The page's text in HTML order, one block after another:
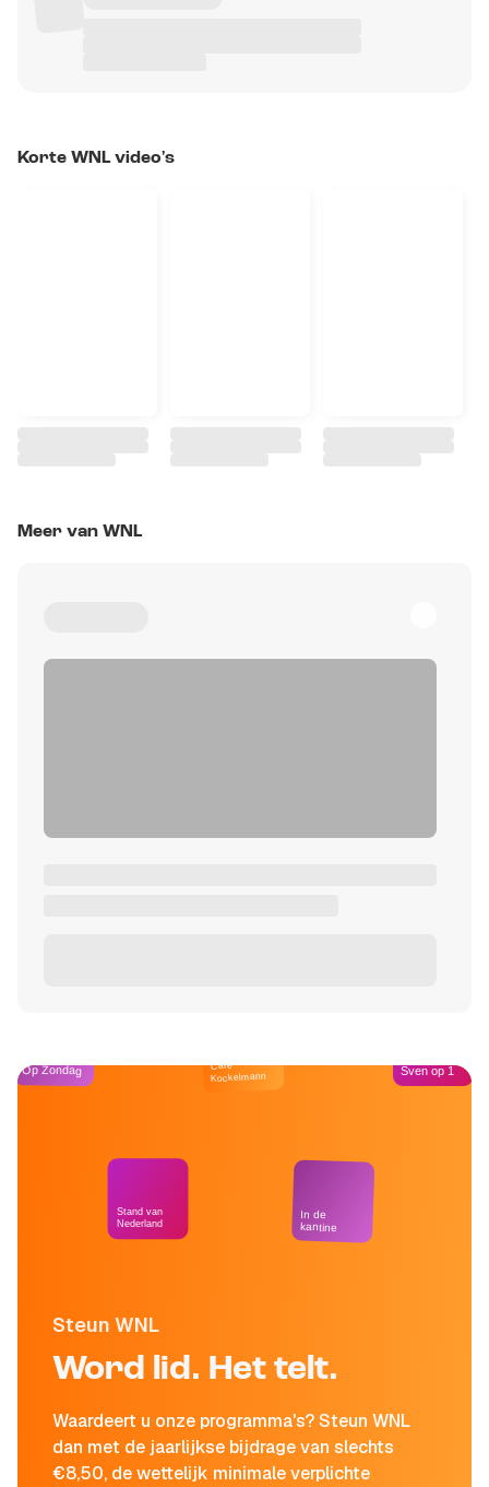
Korte WNL video's
Meer van WNL
Steun WNL
Word lid. Het telt.
Waardeert u onze programma's? Steun WNL
dan met de jaarlijkse bijdrage van slechts
€8,50, de wettelijk minimale verplichte
Op Zondag
Stand van
Nederland
Café
Kockelmann
In de
kantine
Sven op 1